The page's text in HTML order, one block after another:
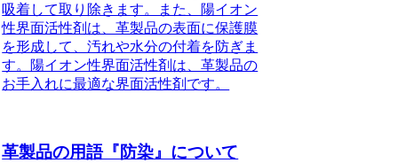
吸着して取り除きます。また、陽イオン
性界面活性剤は、革製品の表面に保護膜
を形成して、汚れや水分の付着を防ぎま
す。陽イオン性界面活性剤は、革製品の
お手入れに最適な界面活性剤です。
革製品の用語『防染』について